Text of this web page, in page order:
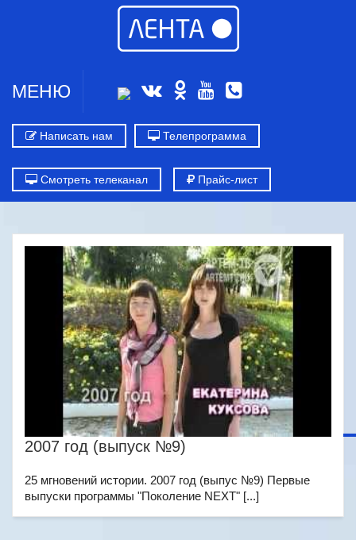
МЕНЮ
Написать нам Телепрограмма
Смотреть телеканал Прайс-лист
2007 год (выпуск №9)
25 мгновений истории. 2007 год (выпус №9) Первые
выпуски программы "Поколение NEXT" [...]